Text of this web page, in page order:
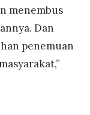
menembus
Dan
penemuan